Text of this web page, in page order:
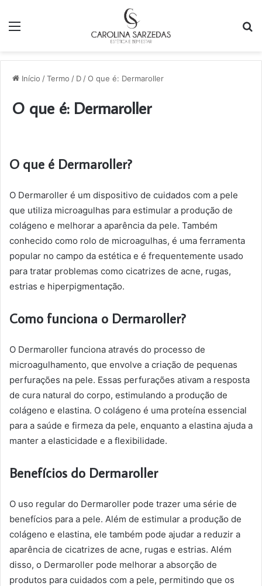
Início /Termo / D /O que é: Dermaroller
O que é: Dermaroller
O que é Dermaroller?
O Dermaroller é um dispositivo de cuidados com a pele
que utiliza microagulhas para estimular a produção de
colágeno e melhorar a aparência da pele. Também
conhecido como rolo de microagulhas, é uma ferramenta
popular no campo da estética e é frequentemente usado
para tratar problemas como cicatrizes de acne, rugas,
estrias e hiperpigmentação.
Como funciona o Dermaroller?
O Dermaroller funciona através do processo de
microagulhamento, que envolve a criação de pequenas
perfurações na pele. Essas perfurações ativam a resposta
de cura natural do corpo, estimulando a produção de
colágeno e elastina. O colágeno é uma proteína essencial
para a saúde e firmeza da pele, enquanto a elastina ajuda a
manter a elasticidade e a flexibilidade.
Benefícios do Dermaroller
O uso regular do Dermaroller pode trazer uma série de
benefícios para a pele. Além de estimular a produção de
colágeno e elastina, ele também pode ajudar a reduzir a
aparência de cicatrizes de acne, rugas e estrias. Além
disso, o Dermaroller pode melhorar a absorção de
produtos para cuidados com a pele, permitindo que os